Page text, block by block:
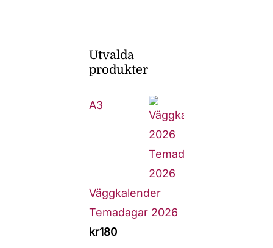
Utvalda
produkter
A3
Väggkalender
Temadagar 2026
kr180